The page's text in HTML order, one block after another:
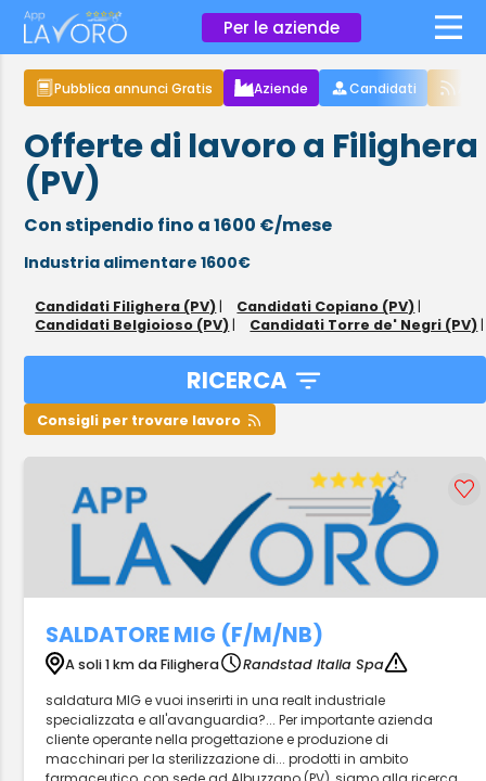
Per le aziende ×
Pubblica annunci Gratis Aziende Candidati
Offerte di lavoro a Filighera
(PV)
Con stipendio fino a 1600 €/mese
Industria alimentare 1600€
Candidati Filighera (PV) | Candidati Copiano (PV) |
Candidati Belgioioso (PV) | Candidati Torre de' Negri (PV) |
RICERCA
Consigli per trovare lavoro
SALDATORE MIG (F/M/NB)
A soli 1 km da Filighera
Randstad Italia Spa
saldatura MIG e vuoi inserirti in una realt industriale
specializzata e all'avanguardia?... Per importante azienda
cliente operante nella progettazione e produzione di
macchinari per la sterilizzazione di... prodotti in ambito